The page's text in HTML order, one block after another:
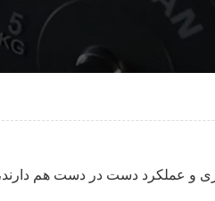
و عملکرد دست در دست هم